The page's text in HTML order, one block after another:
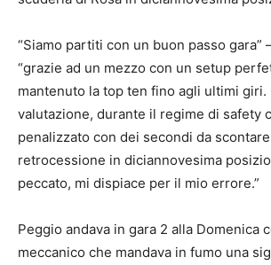
“Siamo partiti con un buon passo gara”
“grazie ad un mezzo con un setup
mantenuto la top ten fino agli ultimi
valutazione, durante il regime di safety
penalizzato con dei secondi da
retrocessione in diciannovesima
peccato, mi dispiace per il mio errore.”
Peggio andava in gara 2 alla Domenica
meccanico che mandava in fumo una